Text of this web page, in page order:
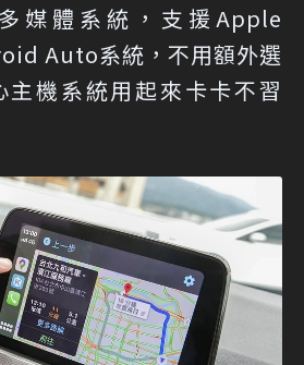
媒體系統，支援Apple
Auto系統，不用額外選
主機系統用起來卡卡不習